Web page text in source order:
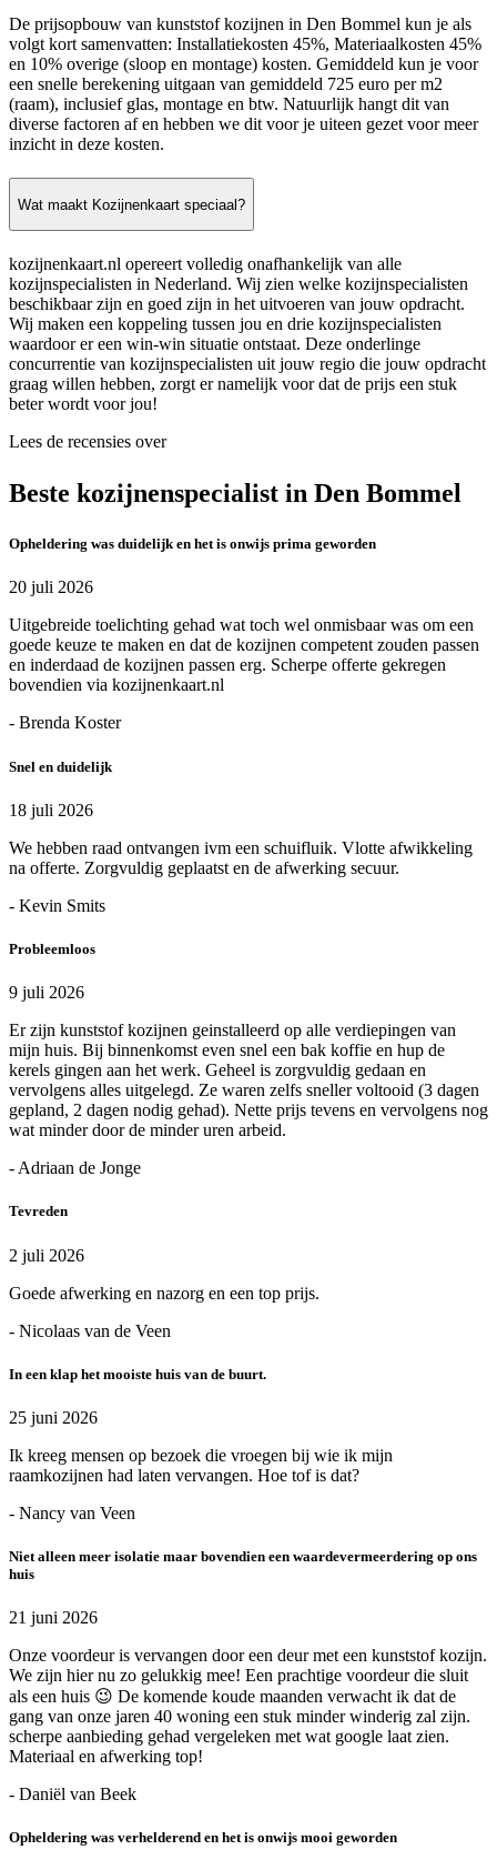
De prijsopbouw van kunststof kozijnen in Den Bommel kun je als
volgt kort samenvatten: Installatiekosten 45%, Materiaalkosten 45%
en 10% overige (sloop en montage) kosten. Gemiddeld kun je voor
een snelle berekening uitgaan van gemiddeld 725 euro per m2
(raam), inclusief glas, montage en btw. Natuurlijk hangt dit van
diverse factoren af en hebben we dit voor je uiteen gezet voor meer
inzicht in deze kosten.
Wat maakt Kozijnenkaart speciaal?
kozijnenkaart.nl opereert volledig onafhankelijk van alle
kozijnspecialisten in Nederland. Wij zien welke kozijnspecialisten
beschikbaar zijn en goed zijn in het uitvoeren van jouw opdracht.
Wij maken een koppeling tussen jou en drie kozijnspecialisten
waardoor er een win-win situatie ontstaat. Deze onderlinge
concurrentie van kozijnspecialisten uit jouw regio die jouw opdracht
graag willen hebben, zorgt er namelijk voor dat de prijs een stuk
beter wordt voor jou!
Lees de recensies over
Beste kozijnenspecialist in Den Bommel
Opheldering was duidelijk en het is onwijs prima geworden
20 juli 2026
Uitgebreide toelichting gehad wat toch wel onmisbaar was om een
goede keuze te maken en dat de kozijnen competent zouden passen
en inderdaad de kozijnen passen erg. Scherpe offerte gekregen
bovendien via kozijnenkaart.nl
- Brenda Koster
Snel en duidelijk
18 juli 2026
We hebben raad ontvangen ivm een schuifluik. Vlotte afwikkeling
na offerte. Zorgvuldig geplaatst en de afwerking secuur.
- Kevin Smits
Probleemloos
9 juli 2026
Er zijn kunststof kozijnen geinstalleerd op alle verdiepingen van
mijn huis. Bij binnenkomst even snel een bak koffie en hup de
kerels gingen aan het werk. Geheel is zorgvuldig gedaan en
vervolgens alles uitgelegd. Ze waren zelfs sneller voltooid (3 dagen
gepland, 2 dagen nodig gehad). Nette prijs tevens en vervolgens nog
wat minder door de minder uren arbeid.
- Adriaan de Jonge
Tevreden
2 juli 2026
Goede afwerking en nazorg en een top prijs.
- Nicolaas van de Veen
In een klap het mooiste huis van de buurt.
25 juni 2026
Ik kreeg mensen op bezoek die vroegen bij wie ik mijn
raamkozijnen had laten vervangen. Hoe tof is dat?
- Nancy van Veen
Niet alleen meer isolatie maar bovendien een waardevermeerdering op ons
huis
21 juni 2026
Onze voordeur is vervangen door een deur met een kunststof kozijn.
We zijn hier nu zo gelukkig mee! Een prachtige voordeur die sluit
als een huis 😉 De komende koude maanden verwacht ik dat de
gang van onze jaren 40 woning een stuk minder winderig zal zijn.
scherpe aanbieding gehad vergeleken met wat google laat zien.
Materiaal en afwerking top!
- Daniël van Beek
Opheldering was verhelderend en het is onwijs mooi geworden